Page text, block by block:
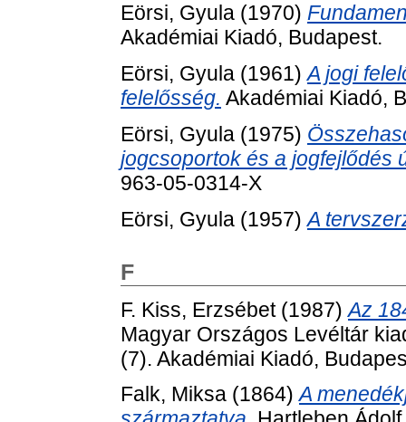
Eörsi, Gyula (1970)
Akadémiai Kiadó, Budapest.
Eörsi, Gyula (1961)A jogi
felelősség. Akadémiai Kiadó,
Eörsi, Gyula (1975)
jogcsoportok és a jogfejlődés
963-05-0314-X
Eörsi, Gyula (1957)A
F
F. Kiss, Erzsébet(1987)Az
Magyar Országos Levéltár
(7). Akadémiai Kiadó,
Falk, Miksa (1864)A